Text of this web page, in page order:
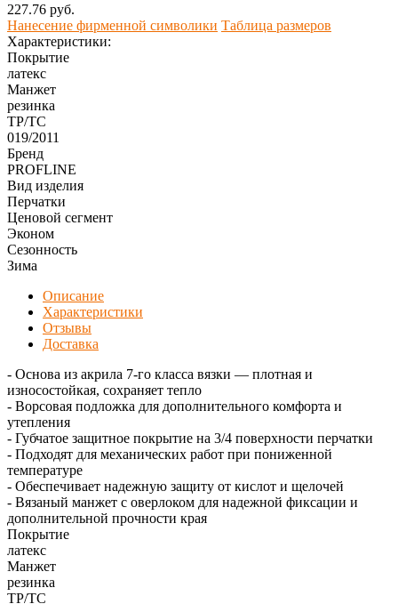
227.76 руб.
Нанесение фирменной символики Таблица размеров
Характеристики:
Покрытие
латекс
Манжет
резинка
ТР/ТС
019/2011
Бренд
PROFLINE
Вид изделия
Перчатки
Ценовой сегмент
Эконом
Сезонность
Зима
Описание
Характеристики
Отзывы
Доставка
- Основа из акрила 7-го класса вязки — плотная и
износостойкая, сохраняет тепло
- Ворсовая подложка для дополнительного комфорта и
утепления
- Губчатое защитное покрытие на 3/4 поверхности перчатки
- Подходят для механических работ при пониженной
температуре
- Обеспечивает надежную защиту от кислот и щелочей
- Вязаный манжет с оверлоком для надежной фиксации и
дополнительной прочности края
Покрытие
латекс
Манжет
резинка
ТР/ТС